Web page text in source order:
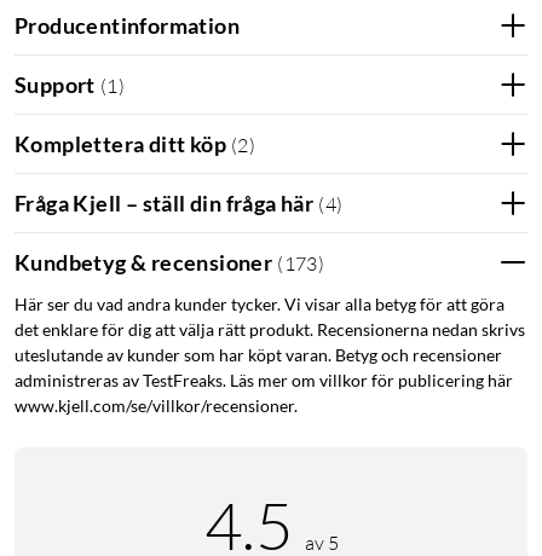
m). Mått: 250x155x175 mm.
Producentinformation
Support (1 )
Komplettera ditt köp (2)
Fråga Kjell – ställ din fråga här (4)
Kundbetyg & recensioner ( 173)
Här ser du vad andra kunder tycker. Vi visar alla betyg för att göra
det enklare för dig att välja rätt produkt. Recensionerna nedan skrivs
uteslutande av kunder som har köpt varan. Betyg och recensioner
administreras av TestFreaks. Läs mer om villkor för publicering här
www.kjell.com/se/villkor/recensioner.
4.5 av 5